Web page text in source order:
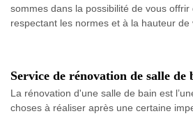
sommes dans la possibilité de vous offrir
respectant les normes et à la hauteur de
Service de rénovation de salle de
La rénovation d'une salle de bain est
choses à réaliser après une certaine